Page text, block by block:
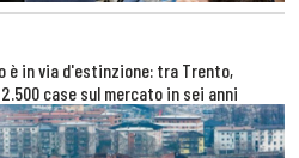
in via d'estinzione: tra Trento,
case sul mercato in sei anni